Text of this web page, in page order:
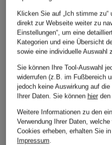
Klicken Sie auf „Ich stimme
direkt zur Webseite weiter zu
Einstellungen“, um eine
Kategorien und eine Übersicht
sowie eine individuelle Auswahl
Sie können Ihre Tool-Auswahl
widerrufen (z.B. im Fußbereich
jedoch keine Auswirkung auf
Ihrer Daten. Sie können hierden
Weitere Informationen zu den
Verwendung Ihrer Daten,
Cookies erheben, erhalten Sie
Impressum.